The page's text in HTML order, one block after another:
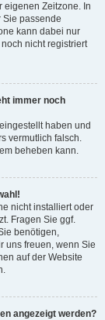
eigenen Zeitzone. In
Sie passende
kann dabei nur
nicht registriert
immer noch
haben und
vermutlich falsch.
beheben kann.
nicht installiert oder
Fragen Sie ggf.
benötigen,
uns freuen, wenn Sie
auf der Website
angezeigt werden?